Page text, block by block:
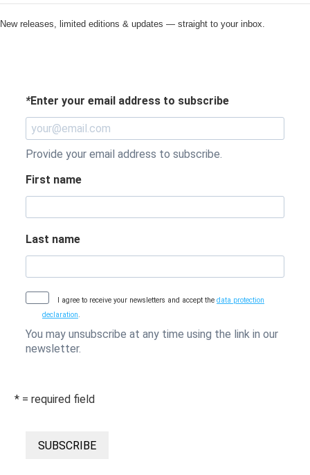
New releases, limited editions & updates — straight to your inbox.
Enter your email address to subscribe
*
Provide your email address to subscribe.
First name
Last name
I agree to receive your newsletters and accept the data protection
declaration.
You may unsubscribe at any time using the link in our
newsletter.
* = required field
SUBSCRIBE